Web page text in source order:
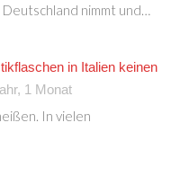
nimmt und…
in Italien keinen
1 Monat
In vielen